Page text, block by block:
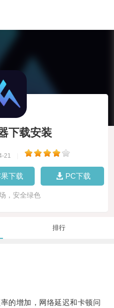
下载安装
21
下载 PC下载
，安全绿色
排行
增加，网络延迟和卡顿问